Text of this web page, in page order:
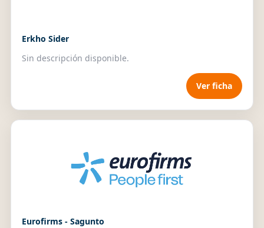
Erkho Sider
Sin descripción disponible.
Ver ficha
Eurofirms - Sagunto